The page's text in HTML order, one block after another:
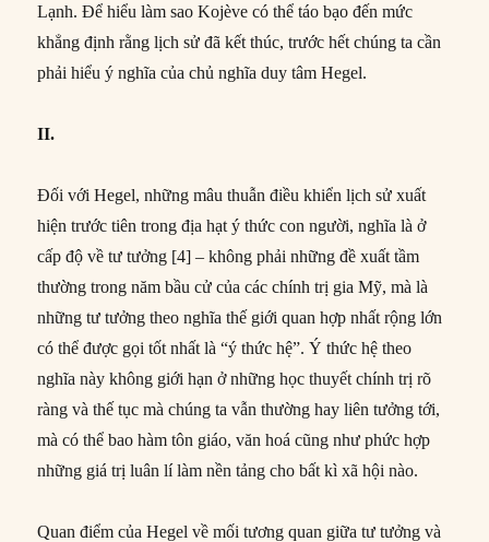
Lạnh. Để hiểu làm sao Kojève có thể táo bạo đến mức
khẳng định rằng lịch sử đã kết thúc, trước hết chúng ta cần
phải hiểu ý nghĩa của chủ nghĩa duy tâm Hegel.
II.
Đối với Hegel, những mâu thuẫn điều khiển lịch sử xuất
hiện trước tiên trong địa hạt ý thức con người, nghĩa là ở
cấp độ về tư tưởng [4] – không phải những đề xuất tầm
thường trong năm bầu cử của các chính trị gia Mỹ, mà là
những tư tưởng theo nghĩa thế giới quan hợp nhất rộng lớn
có thể được gọi tốt nhất là “ý thức hệ”. Ý thức hệ theo
nghĩa này không giới hạn ở những học thuyết chính trị rõ
ràng và thế tục mà chúng ta vẫn thường hay liên tưởng tới,
mà có thể bao hàm tôn giáo, văn hoá cũng như phức hợp
những giá trị luân lí làm nền tảng cho bất kì xã hội nào.
Quan điểm của Hegel về mối tương quan giữa tư tưởng và